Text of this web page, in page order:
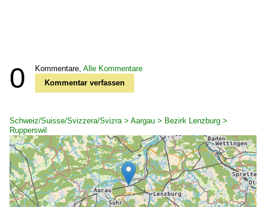
0 Kommentare, Alle Kommentare
Kommentar verfassen
Schweiz/Suisse/Svizzera/Svizra > Aargau > Bezirk Lenzburg >
Rupperswil